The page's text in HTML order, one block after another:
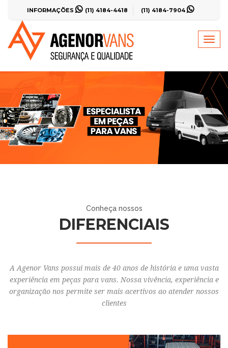
INFORMAÇÕES (11) 4184-4418 (11) 4184-7904
Menu
Conheça nossos
DIFERENCIAIS
A Agenor Vans possui mais de 40 anos de história e uma vasta
experiência em peças para vans. Nossa vivência, experiência e
organização nos permite ser mais acertivos ao atender nossos
clientes